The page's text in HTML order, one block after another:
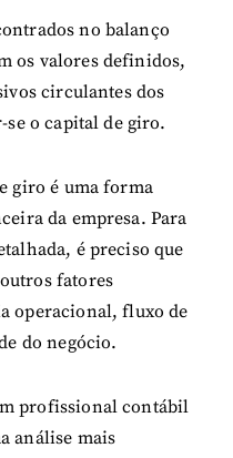
no balanço
os valores definidos,
circulantes dos
o capital de giro.
giro é uma forma
da empresa. Para
é preciso que
fatores
operacional, fluxo de
do negócio.
profissional contábil
análise mais